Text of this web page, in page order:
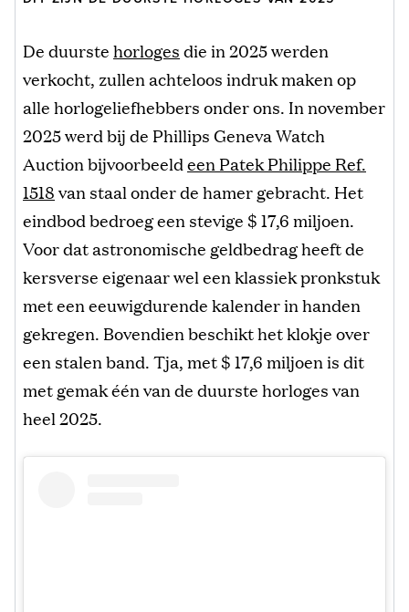
De duurstehorlogesdie in 2025 werden
verkocht, zullen achteloos indruk maken op
alle horlogeliefhebbers onder ons. In november
2025 werd bij de Phillips Geneva Watch
Auction bijvoorbeeldeen Patek Philippe Ref.
1518van staal onder de hamer gebracht. Het
eindbod bedroeg een stevige $ 17,6 miljoen.
Voor dat astronomische geldbedrag heeft de
kersverse eigenaar wel een klassiek pronkstuk
met een eeuwigdurende kalender in handen
gekregen. Bovendien beschikt het klokje over
een stalen band. Tja, met $ 17,6 miljoen is dit
met gemak één van de duurste horloges van
heel 2025.